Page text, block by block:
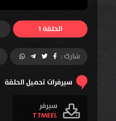
الحلقة 1
شارك :
سيرفرات تحميل الحلقة
سيرفر
T7MEEL